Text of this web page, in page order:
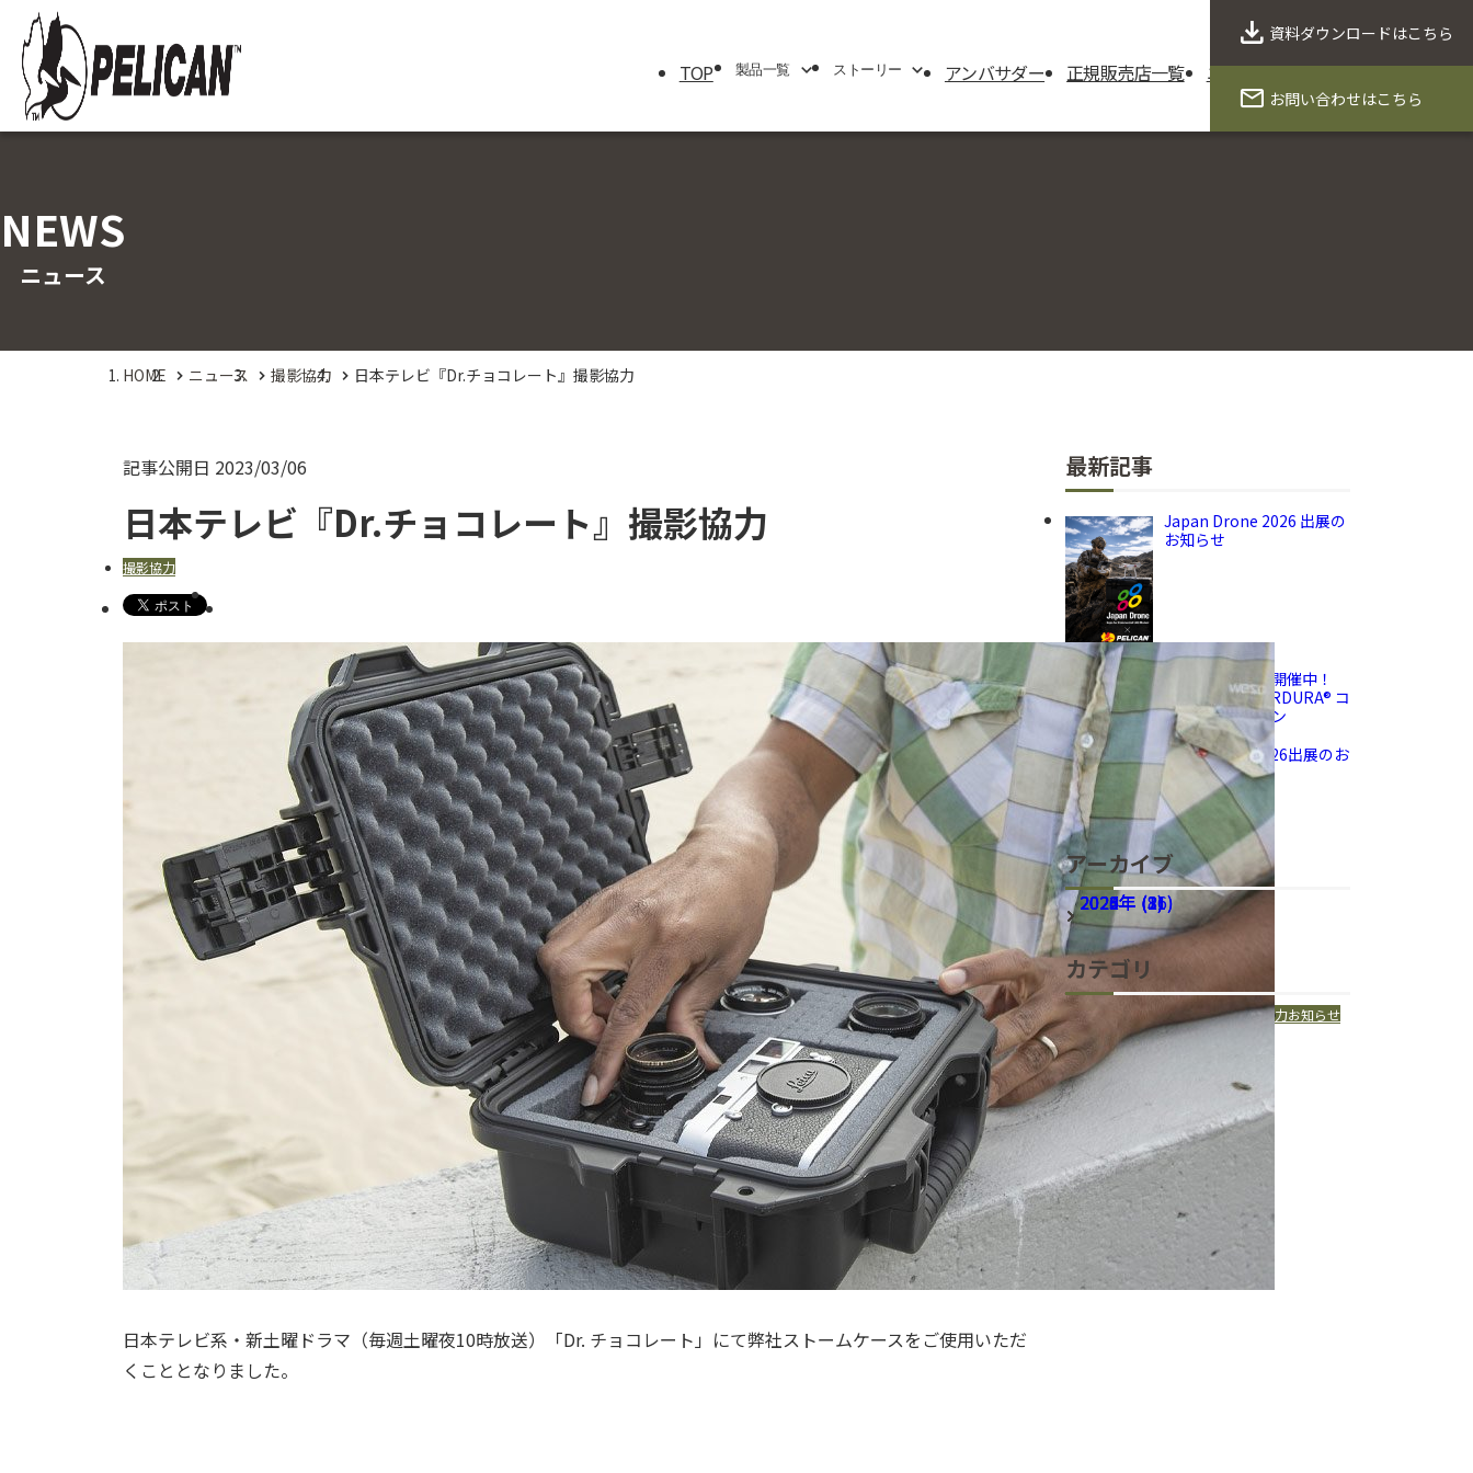
TOP 製品一覧
その他の製品
ストーリー アンバサダー 正規販売店一覧 ニュース 製品保証 会社概要
資料ダウンロード はこちら
お問い合わせはこちら
NEWS
ニュース
HOME ニュース 撮影協力 日本テレビ『Dr.チョコレート』撮影協力
記事公開日 2023/03/06
日本テレビ『Dr.チョコレート』撮影協力
撮影協力
日本テレビ系・新土曜ドラマ（毎週土曜夜10時放送）「Dr. チョコレート」にて弊社ストームケースをご使用いただ
くこととなりました。
最新記事
Japan Drone 2026 出展の
お知らせ
プレゼント企画開催中！
PELICAN × CORDURA® コ
ラボキャンペーン
IFCAA名古屋2026出展のお
知らせ
アーカイブ
2026年 (16)
2025年 (31)
2024年 (8)
2023年 (3)
2022年 (2)
カテゴリ
イベント メディア掲載新商品撮影協力お知らせ